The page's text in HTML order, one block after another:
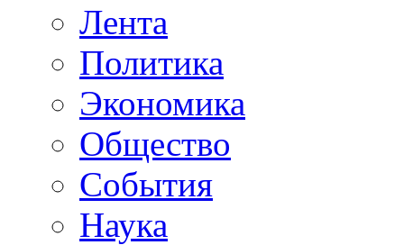
Лента
Политика
Экономика
Общество
События
Наука